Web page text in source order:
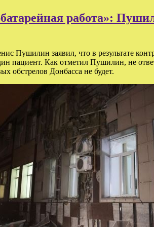
работа»:
Пушилин заявил, что в результате
пациент. Как отметил Пушилин, не
обстрелов Донбасса не будет.